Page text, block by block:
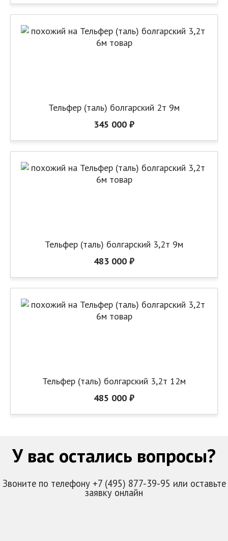
Тельфер (таль) болгарский 2т 9м
345 000 ₽
Тельфер (таль) болгарский 3,2т 9м
483 000 ₽
Тельфер (таль) болгарский 3,2т 12м
485 000 ₽
У вас остались вопросы?
Звоните по телефону +7 (495) 877-39-95 или оставьте
заявку онлайн